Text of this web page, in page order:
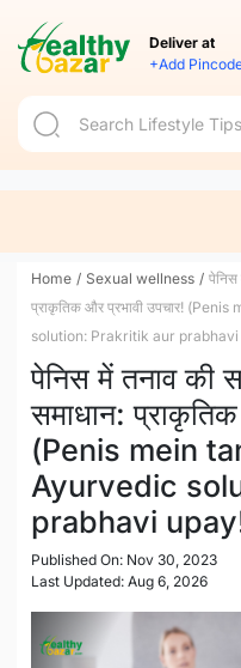
Deliver at
+Add
Home / Sexual wellness / पेनिस
प्राकृतिक और प्रभावी उपचार!
solution: Prakritik aur prabhavi
पेनिस में तनाव की
समाधान:
(Penis mein
Ayurvedic
prabhavi
Published On: Nov 30, 2023
Last Updated: Aug 6, 2026